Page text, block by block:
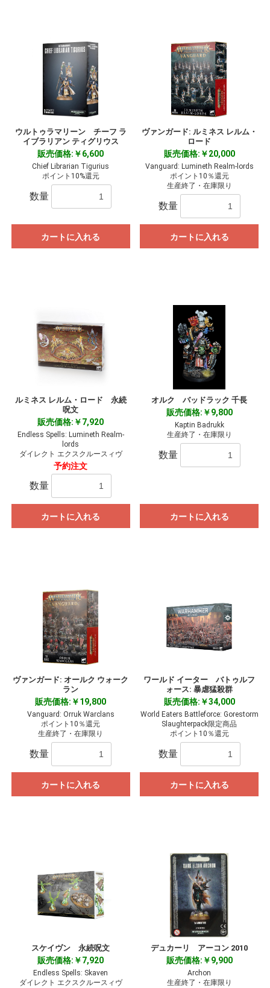
ウルトゥラマリーン チーフ ラ
イブラリアン ティグリウス
販売価格:￥6,600
Chief Librarian Tigurius
ポイント10%還元
数量
カートに入れる
ヴァンガード: ルミネス レルム・
ロード
販売価格:￥20,000
Vanguard: Lumineth Realm-lords
ポイント10％還元
生産終了・在庫限り
数量
カートに入れる
ルミネス レルム・ロード 永続
呪文
販売価格:￥7,920
Endless Spells: Lumineth Realm-
lords
ダイレクト エクスクルースィヴ
予約注文
数量
カートに入れる
オルク バッドラック 千長
販売価格:￥9,800
Kaptin Badrukk
生産終了・在庫限り
数量
カートに入れる
ヴァンガード: オールク ウォーク
ラン
販売価格:￥19,800
Vanguard: Orruk Warclans
ポイント10％還元
生産終了・在庫限り
数量
カートに入れる
ワールド イーター バトゥルフ
ォース: 暴虐猛殺群
販売価格:￥34,000
World Eaters Battleforce: Gorestorm
Slaughterpack限定商品
ポイント10％還元
数量
カートに入れる
スケイヴン 永続呪文
販売価格:￥7,920
Endless Spells: Skaven
ダイレクト エクスクルースィヴ
デュカーリ アーコン 2010
販売価格:￥9,900
Archon
生産終了・在庫限り